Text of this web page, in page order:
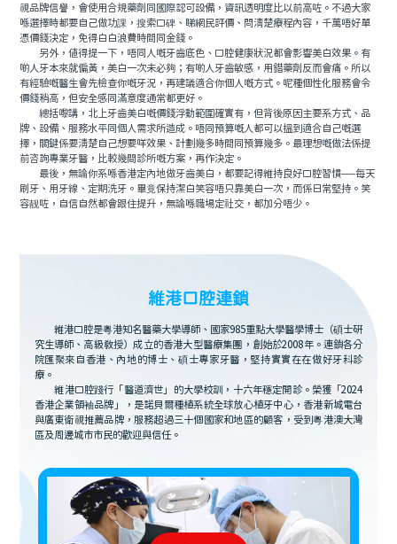
視品牌信譽，會使用合規藥劑同國際認可設備，資訊透明度比以前高咗。不過大家
喺選擇時都要自己做功課，搜索口碑、睇網民評價、問清楚療程內容，千萬唔好單
憑價錢決定，免得白白浪費時間同金錢。
另外，值得提一下，唔同人嘅牙齒底色、口腔健康狀況都會影響美白效果。有
啲人牙本來就偏黃，美白一次未必夠；有啲人牙齒敏感，用錯藥劑反而會痛。所以
有經驗嘅醫生會先檢查你嘅牙況，再建議適合你個人嘅方式。呢種個性化服務會令
價錢稍高，但安全感同滿意度通常都更好。
總括嚟講，北上牙齒美白嘅價錢浮動範圍確實有，但背後原因主要系方式、品
牌、設備、服務水平同個人需求所造成。唔同預算嘅人都可以搵到適合自己嘅選
擇，關鍵係要清楚自己想要咩效果、計劃幾多時間同預算幾多。最理想嘅做法係提
前咨詢專業牙醫，比較幾間診所嘅方案，再作決定。
最後，無論你系喺香港定內地做牙齒美白，都要記得維持良好口腔習慣──每天
刷牙、用牙線、定期洗牙。畢竟保持潔白笑容唔只靠美白一次，而係日常堅持。笑
容靓咗，自信自然都會跟住提升，無論喺職場定社交，都加分唔少。
維港口腔連鎖
維港口腔是粵港知名醫藥大學導師、國家985重點大學醫學博士（碩士研
究生導師、高級教授）成立的香港大型醫療集團，創始於2008年。連鎖各分
院匯聚來自香港、內地的博士、碩士專家牙醫，堅持實實在在做好牙科診
療。
維港口腔踐行「醫道濟世」的大學校訓，十六年穩定開診。榮獲「2024
香港企業領袖品牌」，是諾貝爾種植系統全球放心植牙中心，香港新城電台
與廣東衛視推薦品牌，服務超過三十個國家和地區的顧客，受到粵港澳大灣
區及周邊城市市民的歡迎與信任。